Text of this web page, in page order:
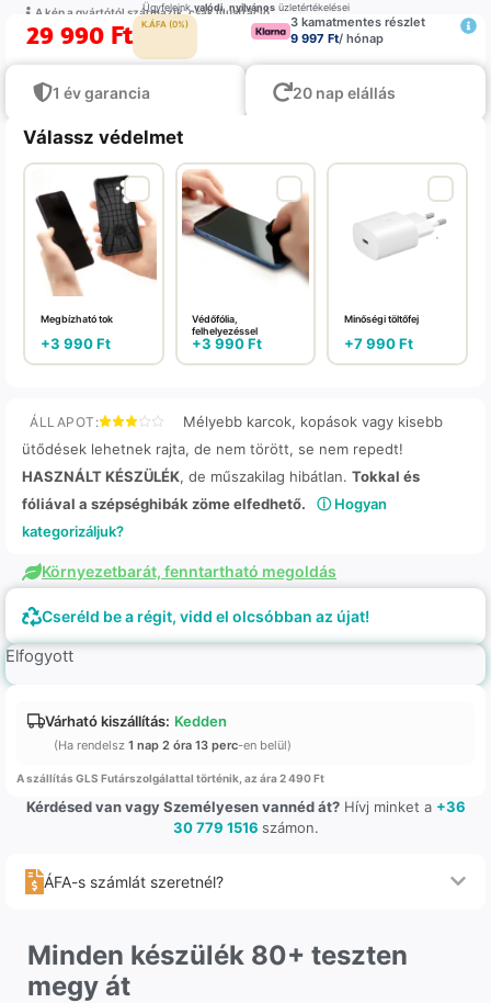
A kép a gyártótól származik, csak illustráció
Ügyfeleinkvalódi,nyilvánosüzletértékelései
29 990 Ft K.ÁFA (0%)
3 kamatmentes részlet
9 997 Ft/ hónap
1 év garancia 20 nap elállás
Válassz védelmet
Megbízható tok
+3 990Ft
Védőfólia,
felhelyezéssel
+3 990Ft
Minőségi töltőfej
+7 990Ft
ÁLLAPOT:
Mélyebb karcok, kopások vagy kisebb
ütődések lehetnek rajta, de nem törött, se nem repedt!
HASZNÁLT KÉSZÜLÉK, de műszakilag hibátlan. Tokkal és
fóliával a szépséghibák zöme elfedhető.
ⓘ Hogyan
kategorizáljuk?
Környezetbarát, fenntartható megoldás
Cseréld be a régit, vidd el olcsóbban az újat!
Elfogyott
Várható kiszállítás: Kedden
(Ha rendelsz 1 nap 2 óra 13 perc-en belül)
A szállítás GLS Futárszolgálattal történik, az ára 2 490 Ft
Kérdésed van vagy Személyesen vannéd át?Hívj minket a +36
30 779 1516 számon.
ÁFA-s számlát szeretnél?
Minden készülék 80+ teszten
megy át